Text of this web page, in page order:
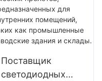
как ремонтные
мастерские и
склады.
Поставщик
светодиодных